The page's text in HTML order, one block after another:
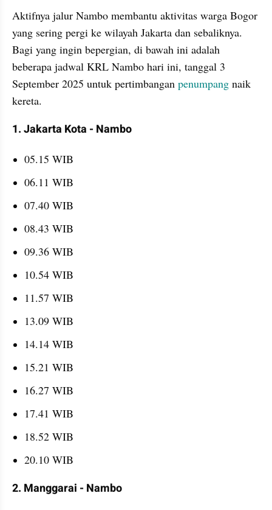
Aktifnya jalur Nambo membantu aktivitas warga Bogor
yang sering pergi ke wilayah Jakarta dan sebaliknya.
Bagi yang ingin bepergian, di bawah ini adalah
beberapa jadwal KRL Nambo hari ini, tanggal 3
September 2025 untuk pertimbangan penumpang naik
kereta.
1. Jakarta Kota - Nambo
05.15 WIB
06.11 WIB
07.40 WIB
08.43 WIB
09.36 WIB
10.54 WIB
11.57 WIB
13.09 WIB
14.14 WIB
15.21 WIB
16.27 WIB
17.41 WIB
18.52 WIB
20.10 WIB
2. Manggarai - Nambo